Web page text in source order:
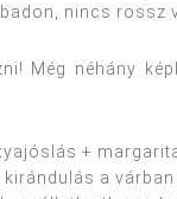
nincs rossz
Még néhány
+
kirándulás a